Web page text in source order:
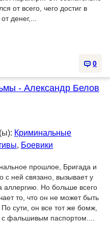
от всего, чего достиг в
денег,...
0
- Александр Белов
Криминальные
, Боевики
прошлое, Бригада и
с ней связано, вызывает у
аллергию. Но больше всего
то, что он не может быть
сути, он все тот же бомж,
с фальшивым паспортом....